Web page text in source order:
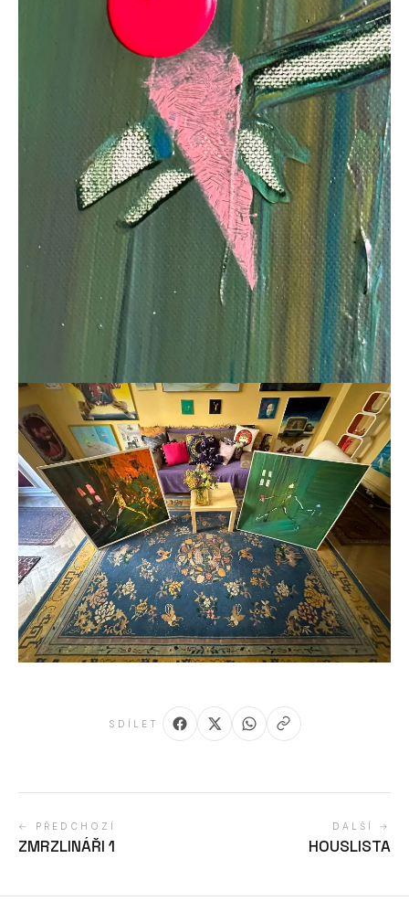
SDÍLET
← PŘEDCHOZÍ
ZMRZLINÁŘI 1
DALŠÍ →
HOUSLISTA